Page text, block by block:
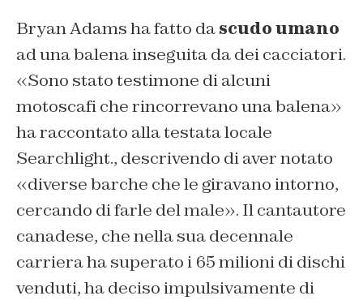
Bryan Adams ha fatto dascudo umano
ad una balena inseguita da dei cacciatori.
«Sono stato testimone di alcuni
motoscafi che rincorrevano una balena»
ha raccontato alla testata locale
Searchlight., descrivendo di aver notato
«diverse barche che le giravano intorno,
cercando di farle del male». Il cantautore
canadese, che nella sua decennale
carriera ha superato i 65 milioni di dischi
venduti, ha deciso impulsivamente di